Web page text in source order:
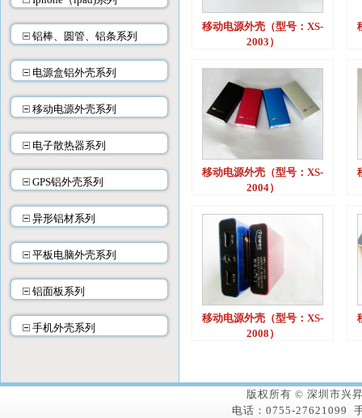
铝棒、圆管、铝条系列
电源盒铝外壳系列
移动电源外壳系列
电子散热器系列
GPS铝外壳系列
异形铝材系列
平板电脑外壳系列
铝面板系列
手机外壳系列
移动电源外壳（型号：XS-
2003）
移动电源外壳（型号：XS-
2004）
移动电源外壳（型号：XS-
2008）
版权所有 © 深圳市兴
电话：0755-27621099